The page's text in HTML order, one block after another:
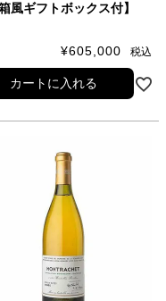
箱風ギフトボックス付】
¥605,000 税込
カートに入れる